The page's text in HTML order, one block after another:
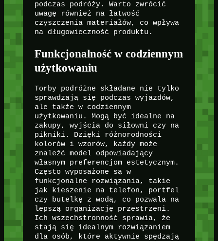
podczas podróży. Warto zwrócić
uwagę również na łatwość
czyszczenia materiałów, co wpływa
na długowieczność produktu.
Funkcjonalność w codziennym
użytkowaniu
Torby podróżne składane nie tylko
sprawdzają się podczas wyjazdów,
ale także w codziennym
użytkowaniu. Mogą być idealne na
zakupy, wyjścia do siłowni czy na
pikniki. Dzięki różnorodności
kolorów i wzorów, każdy może
znaleźć model odpowiadający
własnym preferencjom estetycznym.
Często wyposażone są w
funkcjonalne rozwiązania, takie
jak kieszenie na telefon, portfel
czy butelkę z wodą, co pozwala na
lepszą organizację przestrzeni.
Ich wszechstronność sprawia, że
stają się idealnym rozwiązaniem
dla osób, które aktywnie spędzają